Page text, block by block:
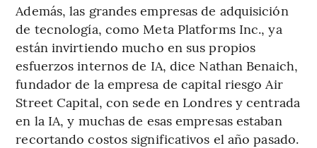
Además, las grandes empresas de adquisición
de tecnología, como Meta Platforms Inc., ya
están invirtiendo mucho en sus propios
esfuerzos internos de IA, dice Nathan Benaich,
fundador de la empresa de capital riesgo Air
Street Capital, con sede en Londres y centrada
en la IA, y muchas de esas empresas estaban
recortando costos significativos el año pasado.